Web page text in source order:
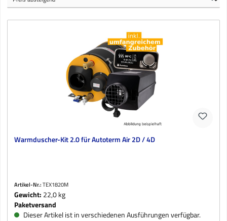
Warmduscher-Kit 2.0 für Autoterm Air 2D / 4D
Artikel-Nr.:TEX1820M
Gewicht: 22,0 kg
Paketversand
Dieser Artikel ist in verschiedenen Ausführungen verfügbar.